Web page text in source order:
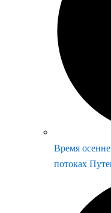
Время
потоках